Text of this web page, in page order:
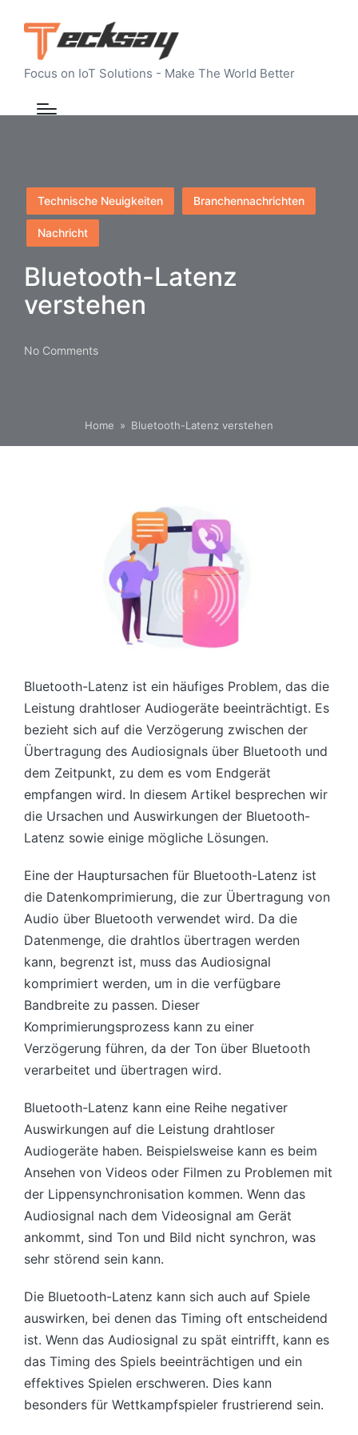
Focus on IoT Solutions - Make The World Better
Posted
in
Technische Neuigkeiten Branchennachrichten
Nachricht
Bluetooth-Latenz
verstehen
No Comments
Home » Bluetooth-Latenz verstehen
Bluetooth-Latenz ist ein häufiges Problem, das die
Leistung drahtloser Audiogeräte beeinträchtigt. Es
bezieht sich auf die Verzögerung zwischen der
Übertragung des Audiosignals über Bluetooth und
dem Zeitpunkt, zu dem es vom Endgerät
empfangen wird. In diesem Artikel besprechen wir
die Ursachen und Auswirkungen der Bluetooth-
Latenz sowie einige mögliche Lösungen.
Eine der Hauptursachen für Bluetooth-Latenz ist
die Datenkomprimierung, die zur Übertragung von
Audio über Bluetooth verwendet wird. Da die
Datenmenge, die drahtlos übertragen werden
kann, begrenzt ist, muss das Audiosignal
komprimiert werden, um in die verfügbare
Bandbreite zu passen. Dieser
Komprimierungsprozess kann zu einer
Verzögerung führen, da der Ton über Bluetooth
verarbeitet und übertragen wird.
Bluetooth-Latenz kann eine Reihe negativer
Auswirkungen auf die Leistung drahtloser
Audiogeräte haben. Beispielsweise kann es beim
Ansehen von Videos oder Filmen zu Problemen mit
der Lippensynchronisation kommen. Wenn das
Audiosignal nach dem Videosignal am Gerät
ankommt, sind Ton und Bild nicht synchron, was
sehr störend sein kann.
Die Bluetooth-Latenz kann sich auch auf Spiele
auswirken, bei denen das Timing oft entscheidend
ist. Wenn das Audiosignal zu spät eintrifft, kann es
das Timing des Spiels beeinträchtigen und ein
effektives Spielen erschweren. Dies kann
besonders für Wettkampfspieler frustrierend sein.